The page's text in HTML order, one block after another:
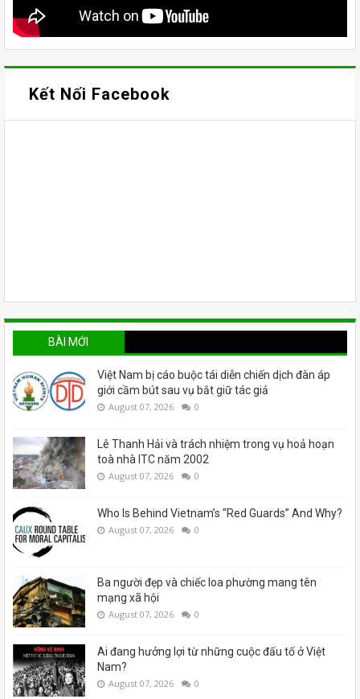
Kết Nối Facebook
BÀI MỚI
Việt Nam bị cáo buộc tái diễn chiến dịch đàn áp
giới cầm bút sau vụ bắt giữ tác giả
August 07, 2026 0
Lê Thanh Hải và trách nhiệm trong vụ hoả hoạn
toà nhà ITC năm 2002
August 07, 2026 0
Who Is Behind Vietnam’s “Red Guards” And Why?
August 07, 2026 0
Ba người đẹp và chiếc loa phường mang tên
mạng xã hội
August 07, 2026 0
Ai đang hưởng lợi từ những cuộc đấu tố ở Việt
Nam?
August 07, 2026 0